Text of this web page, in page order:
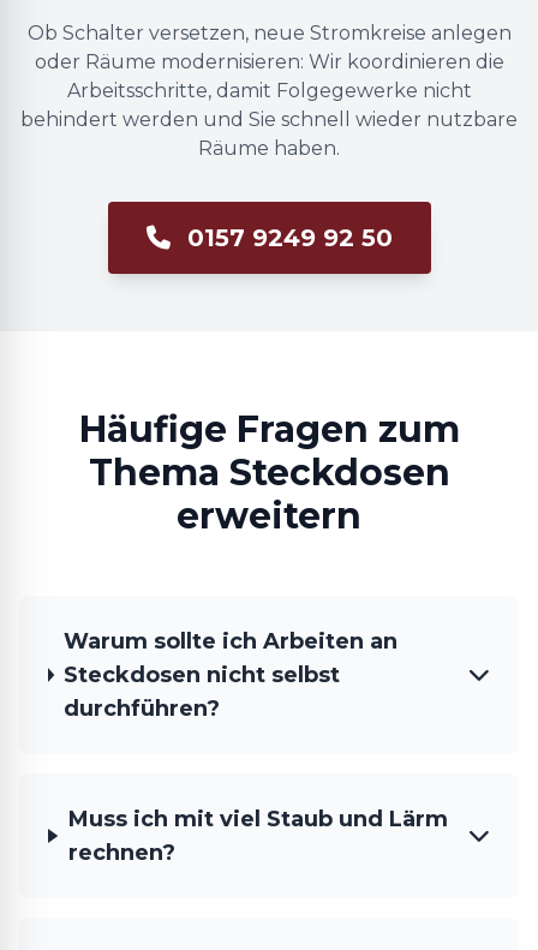
Ob Schalter versetzen, neue Stromkreise anlegen
oder Räume modernisieren: Wir koordinieren die
Arbeitsschritte, damit Folgegewerke nicht
behindert werden und Sie schnell wieder nutzbare
Räume haben.
0157 9249 92 50
Häufige Fragen zum
Thema Steckdosen
erweitern
Warum sollte ich Arbeiten an
Steckdosen nicht selbst
durchführen?
Muss ich mit viel Staub und Lärm
rechnen?